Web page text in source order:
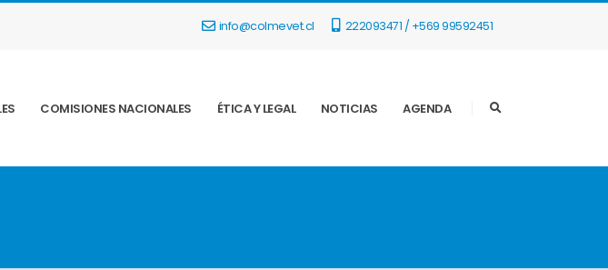
info@colmevet.cl 222093471 / +569 99592451
COMISIONES NACIONALES ÉTICA Y LEGAL NOTICIAS AGENDA